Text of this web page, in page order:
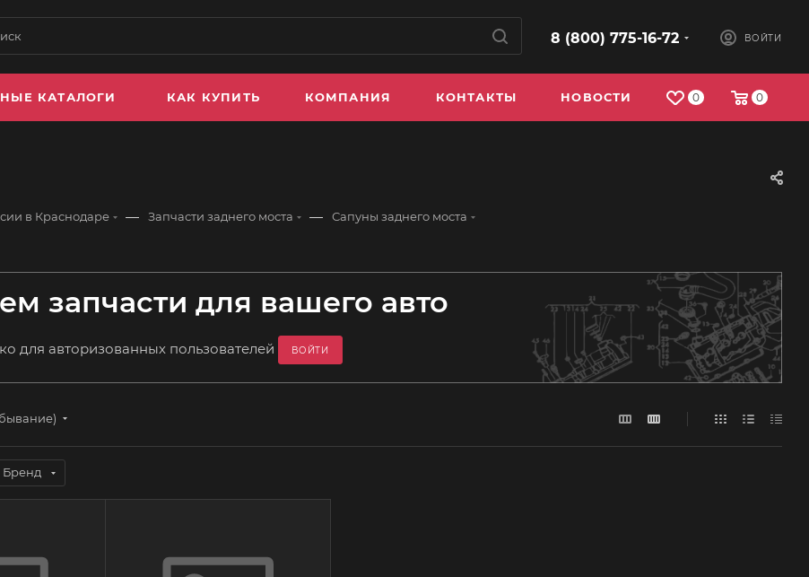
8 (800) 775-16-72 ВОЙТИ
0 0
КАТАЛОГИ КАК КУПИТЬ КОМПАНИЯ КОНТАКТЫ НОВОСТИ
в Краснодаре — Запчасти заднего моста — Сапуны заднего моста
запчасти для вашего авто
для авторизованных пользователей
ВОЙТИ
Бренд